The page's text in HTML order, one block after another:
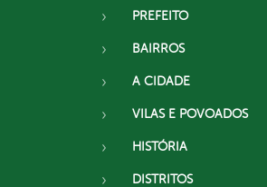
PREFEITO
BAIRROS
A CIDADE
VILAS E POVOADOS
HISTÓRIA
DISTRITOS